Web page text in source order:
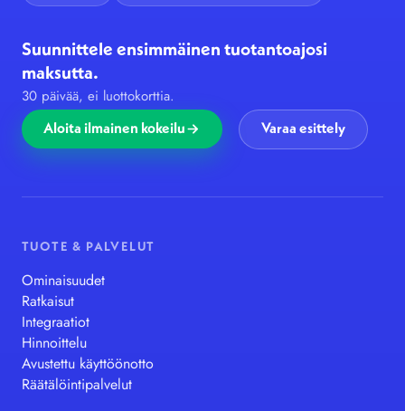
Suunnittele ensimmäinen tuotantoajosi
maksutta.
30 päivää, ei luottokorttia.
Aloita ilmainen kokeilu Varaa esittely
TUOTE & PALVELUT
Ominaisuudet
Ratkaisut
Integraatiot
Hinnoittelu
Avustettu käyttöönotto
Räätälöintipalvelut